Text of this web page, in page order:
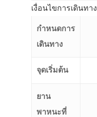
เงื่อนไขการเดินทาง
กำหนดการ
เดินทาง
จุดเริ่มต้น
ยาน
พาหนะที่